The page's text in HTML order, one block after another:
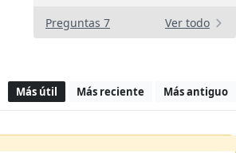
Preguntas 7 Ver todo
Más útil Más reciente Más antiguo